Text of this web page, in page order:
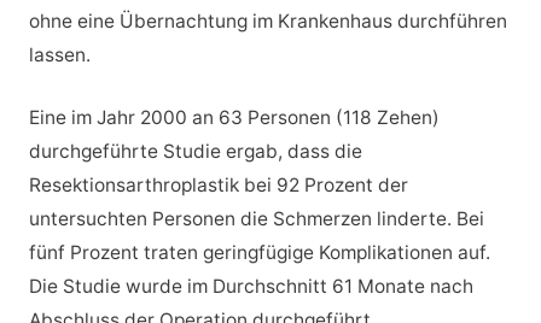
ohne eine Übernachtung im Krankenhaus durchführen
lassen.
Eine im Jahr 2000 an 63 Personen (118 Zehen)
durchgeführte Studie ergab, dass die
Resektionsarthroplastik bei 92 Prozent der
untersuchten Personen die Schmerzen linderte. Bei
fünf Prozent traten geringfügige Komplikationen auf.
Die Studie wurde im Durchschnitt 61 Monate nach